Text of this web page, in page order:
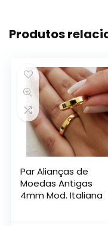
Produtos
Par Alianças de
Moedas Antigas
4mm Mod. Italiana